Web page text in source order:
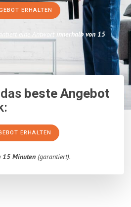
ERHALTEN
eine Antwort innerhalb von 15
beste Angebot
ERHALTEN
15 Minuten(garantiert).